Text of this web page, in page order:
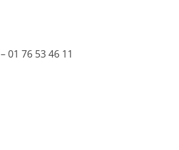
– 01 76 53 46 11